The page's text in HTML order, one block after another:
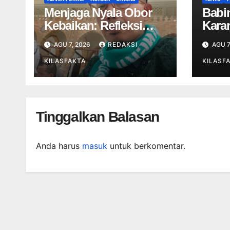
Menjaga Nyala Obor
Kebaikan: Refleksi
Spiritual dan
Tanggung Jawab
Moral di Balik
Peringatan Haul
AGU 7, 2026 REDAKSI
KILASFAKTA
AGU
Tinggalkan Balasan
Anda harus masuk untuk berkomentar.